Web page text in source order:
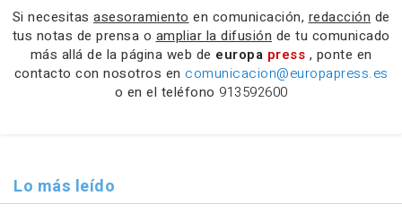
Si necesitas asesoramiento en comunicación, redacción de
tus notas de prensa o ampliar la difusión de tu comunicado
más allá de la página web de europa press , ponte en
contacto con nosotros en comunicacion@europapress.es
o en el teléfono 913592600
Lo más leído